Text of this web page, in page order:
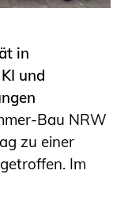
in
und
Bau NRW
zu einer
Im